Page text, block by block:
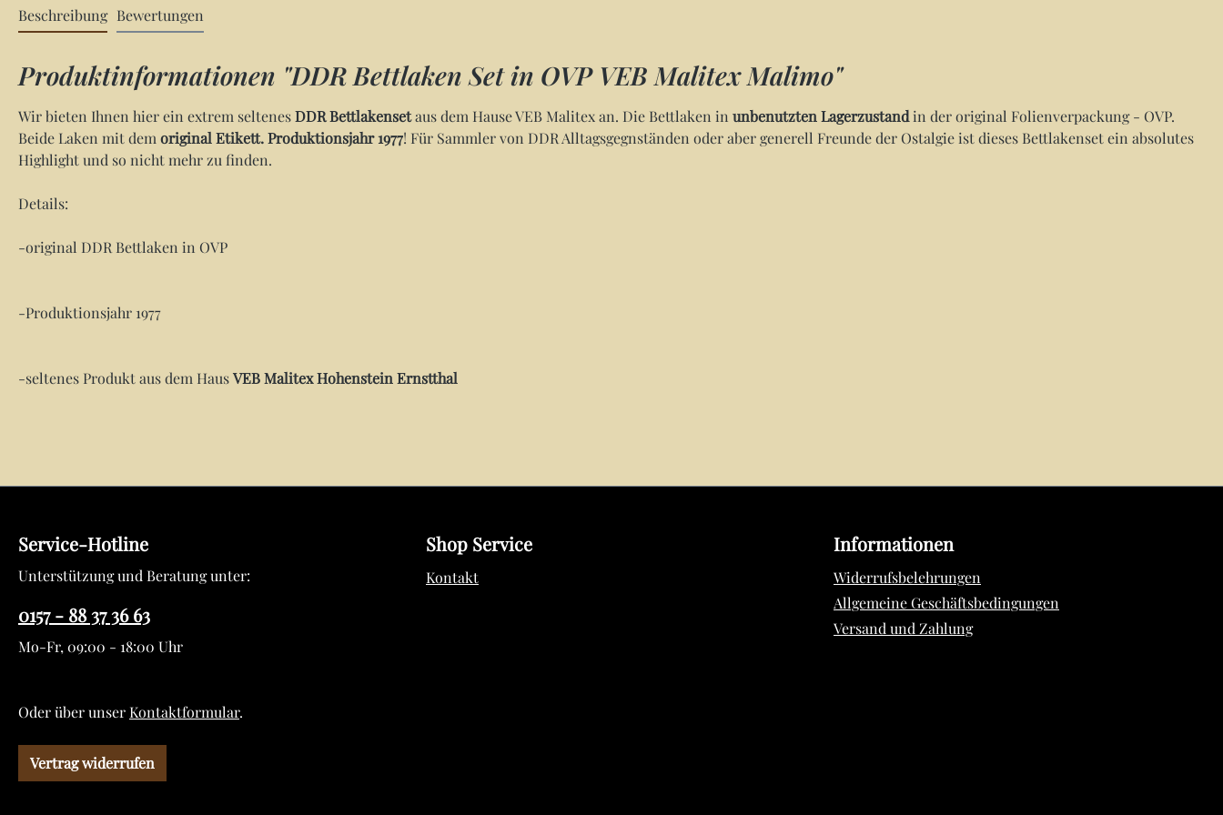
Beschreibung Bewertungen
Produktinformationen "DDR Bettlaken Set in OVP VEB Malitex Malimo"
Wir bieten Ihnen hier ein extrem seltenesDDR Bettlakensetaus dem Hause VEB Malitex an. Die Bettlaken in unbenutzten Lagerzustand in der original Folienverpackung - OVP.
Beide Laken mit dem original Etikett.Produktionsjahr 1977! Für Sammler von DDR Alltagsgegnständen oder aber generell Freunde der Ostalgie ist dieses Bettlakenset ein absolutes
Highlight und so nicht mehr zu finden.
Details:
-original DDR Bettlaken in OVP
-Produktionsjahr 1977
-seltenes Produkt aus dem HausVEB Malitex Hohenstein Ernstthal
Service-Hotline
Unterstützung und Beratung unter:
0157 - 88 37 36 63
Mo-Fr, 09:00 - 18:00 Uhr
Oder über unserKontaktformular.
Vertrag widerrufen
Shop Service
Kontakt
Informationen
Widerrufsbelehrungen
Allgemeine Geschäftsbedingungen
Versand und Zahlung